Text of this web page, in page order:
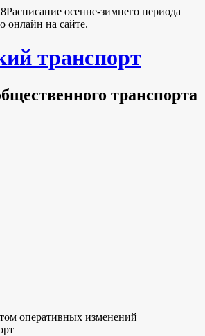
Расписание осенне-зимнего периода
онлайн на сайте.
транспорт
транспорта
оперативных изменений